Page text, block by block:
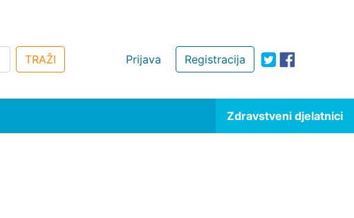
Registracija
Prijava
TRAŽI
Zdravstveni djelatnici